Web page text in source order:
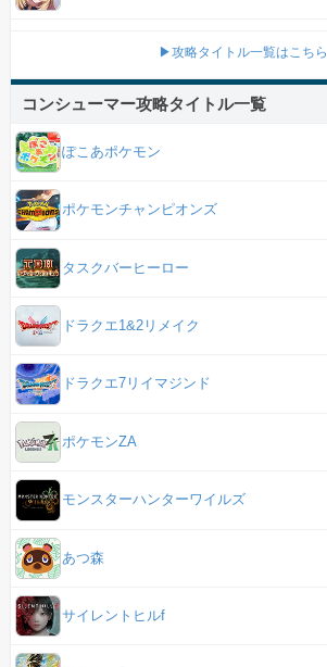
▶攻略タイトル一覧はこちら
コンシューマー攻略タイトル一覧
ぽこあポケモン
ポケモンチャンピオンズ
タスクバーヒーロー
ドラクエ1&2リメイク
ドラクエ7リイマジンド
ポケモンZA
モンスターハンターワイルズ
あつ森
サイレントヒルf